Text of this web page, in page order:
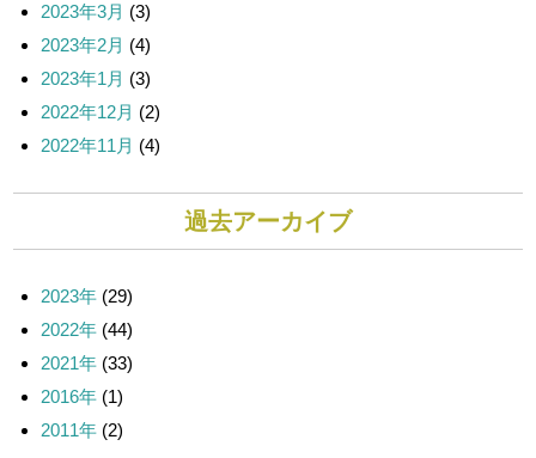
2023年3月 (3)
2023年2月 (4)
2023年1月 (3)
2022年12月 (2)
2022年11月 (4)
過去アーカイブ
2023年(29)
2022年(44)
2021年(33)
2016年(1)
2011年(2)